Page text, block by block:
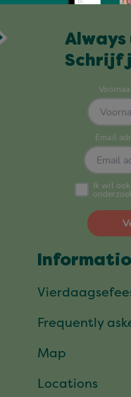
Schrijf
Frequently
Map
Locations